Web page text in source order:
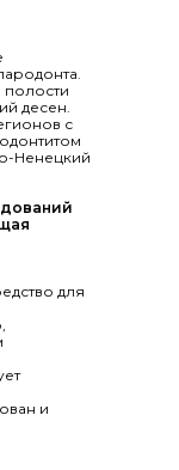
десен.
с
Ненецкий
для
и